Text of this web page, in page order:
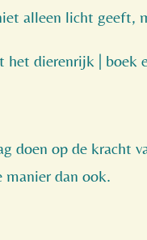
alleen licht geeft,
het dierenrijk | boek
doen op de
manier dan ook.